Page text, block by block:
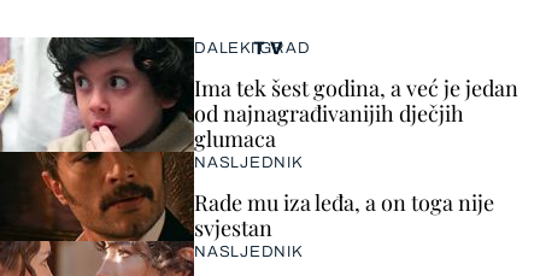
TV
DALEKI GRAD
Ima tek šest godina, a već je jedan
od najnagrađivanijih dječjih
glumaca
NASLJEDNIK
Rade mu iza leđa, a on toga nije
svjestan
NASLJEDNIK